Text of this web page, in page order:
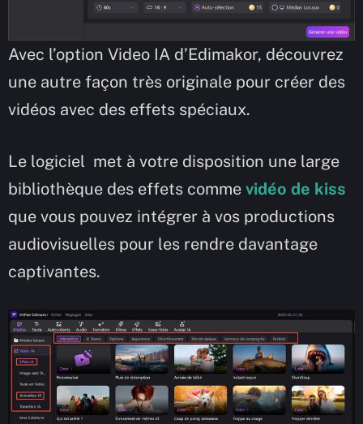
Avec l’option Video IA d’Edimakor, découvrez
une autre façon très originale pour créer des
vidéos avec des effets spéciaux.
Le logiciel met à votre disposition une large
bibliothèque des effets comme vidéo de kiss
que vous pouvez intégrer à vos productions
audiovisuelles pour les rendre davantage
captivantes.